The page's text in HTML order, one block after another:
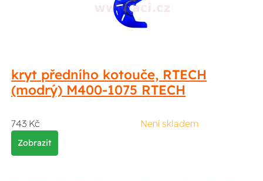
kryt předního kotouče, RTECH
(modrý) M400-1075 RTECH
743 Kč Není skladem
Zobrazit